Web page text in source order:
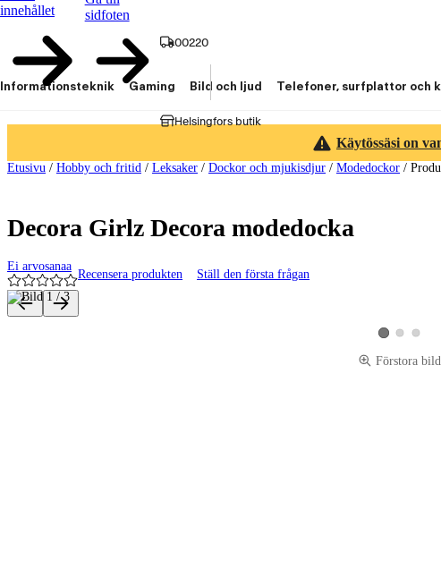
innehållet
sidfoten
00220
Helsingfors butik
Informationsteknik Gaming Bild och ljud Telefoner, surfplattor och
Käytössäsi on
Etusivu / Hobby och fritid / Leksaker / Dockor och mjukisdjur / Modedockor /
Decora Girlz Decora modedocka
Ei arvosanaa
Recensera produkten Ställ den första frågan
Produktbilder och videor
VisaVisa Visa
Förstora bild